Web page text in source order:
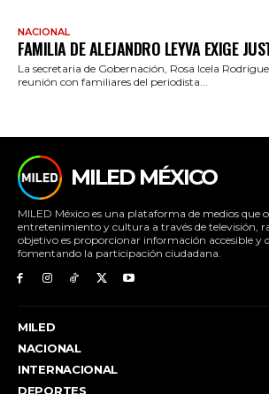
NACIONAL
FAMILIA DE ALEJANDRO LEYVA EXIGE
La secretaria de Gobernación, Rosa Icela
reunión con familiares del periodista...
MILED MÉXICO
MILED México es una plataforma de medios que
entretenimiento y cultura a través de televisión,
objetivo es proporcionar información accesible y
fomentando la participación ciudadana.
MILED
NACIONAL
INTERNACIONAL
DEPORTES